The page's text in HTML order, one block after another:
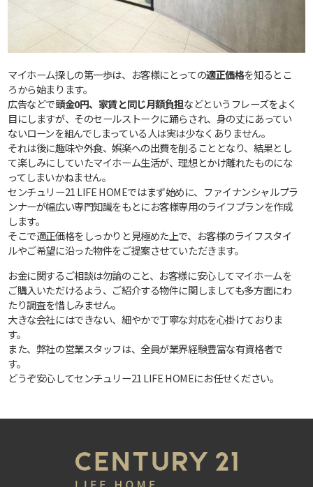
マイホーム探しの第一歩は、お客様にとっての適正価格を知るとこ
ろから始まります。
広告などで頭金0円、家賃と同じ月額負担などというフレーズをよく
目にしますが、そのセールストークに踊らされ、身の丈にあってい
ないローンを組んでしまっている人は実は少なくありません。
それは後に趣味や外食、娯楽への出費を削ることとなり、結果とし
て楽しみにしていたマイホーム生活が、理想とかけ離れたものにな
ってしまいかねません。
センチュリー21 LIFE HOMEではまず始めに、ファイナンシャルプラ
ンナーが幅広い専門知識をもとにお客様専用のライフプランを作成
します。
そこで適正価格をしっかりと見極めた上で、お客様のライフスタイ
ルやご希望に沿った物件をご提案させていただきます。
お金に関するご相談は勿論のこと、お客様に安心してマイホームを
ご購入いただけるよう、ご紹介する物件に関しましても多方面にわ
たり調査を惜しみません。
大きな会社にはできない、細やかで丁寧な対応を心掛けておりま
す。
また、弊社の営業スタッフは、全員が業界経験豊富な有資格者で
す。
どうぞ安心してセンチュリー21 LIFE HOMEにお任せください。